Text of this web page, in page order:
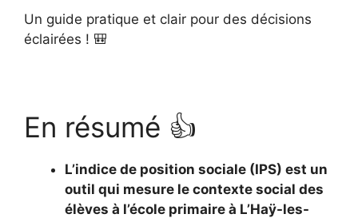
Un guide pratique et clair pour des décisions
éclairées ! 🎒
En résumé 👍
L’indice de position sociale (IPS) est un
outil qui mesure le contexte social des
élèves à l’école primaire à L’Haÿ-les-